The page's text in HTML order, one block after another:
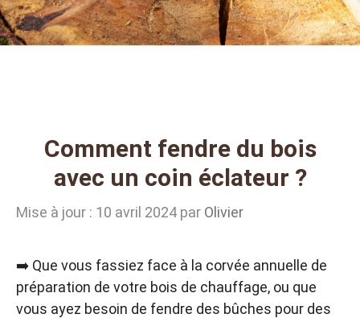
Comment fendre du bois
avec un coin éclateur ?
Mise à jour : 10 avril 2024 par Olivier
➡️ Que vous fassiez face à la corvée annuelle de
préparation de votre bois de chauffage, ou que
vous ayez besoin de fendre des bûches pour des